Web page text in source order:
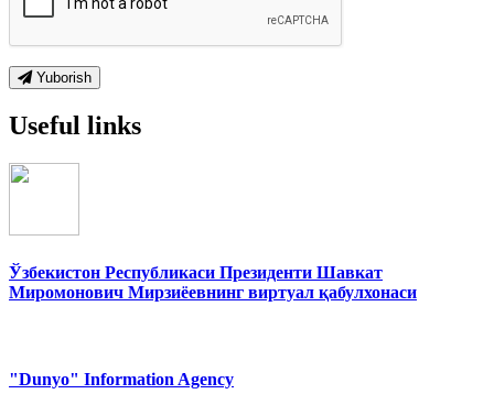
Yuborish
Useful links
Ўзбекистон Республикаси Президенти Шавкат
Миромонович Мирзиёевнинг виртуал қабулхонаси
"Dunyo" Information Agency